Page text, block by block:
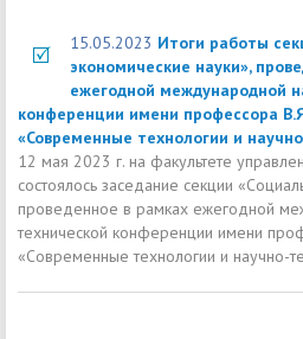
15.05.2023 Итоги работы
экономические науки»,
ежегодной международной
конференции имени профессора
«Современные технологии и
12 мая 2023 г. на факультете
состоялось заседание секции
проведенное в рамках ежегодной
технической конференции имени
«Современные технологии и научно-